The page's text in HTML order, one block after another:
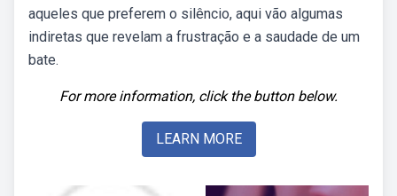
aqueles que preferem o silêncio, aqui vão algumas
indiretas que revelam a frustração e a saudade de um
bate.
For more information, click the button below.
LEARN MORE